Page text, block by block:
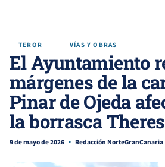
TEROR VÍAS Y OBRAS
El Ayuntamiento
márgenes de la
Pinar de Ojeda
la borrasca
9 de mayo de 2026 Redacción NorteGranCanaria